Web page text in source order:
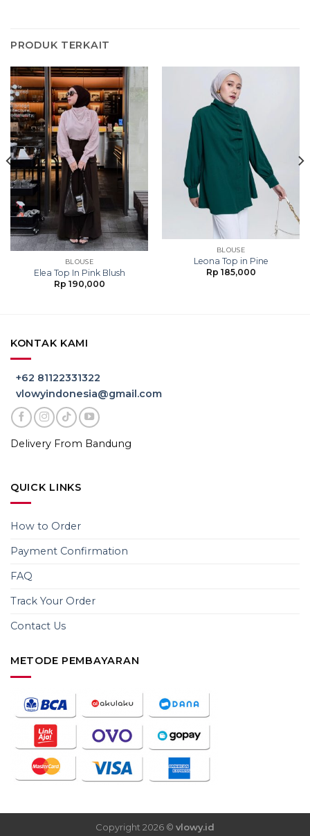
PRODUK TERKAIT
BLOUSE
Elea Top In Pink Blush
Rp 190,000
BLOUSE
Leona Top in Pine
Rp 185,000
KONTAK KAMI
+62 81122331322
vlowyindonesia@gmail.com
Delivery From Bandung
QUICK LINKS
How to Order
Payment Confirmation
FAQ
Track Your Order
Contact Us
METODE PEMBAYARAN
Copyright 2026 © vlowy.id